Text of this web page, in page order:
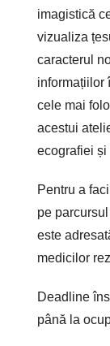
imagistică
vizualiza
caracterul
informațiilor
cele mai
acestui
ecografiei și
Pentru a
pe
este
medicilor
Deadline
până la